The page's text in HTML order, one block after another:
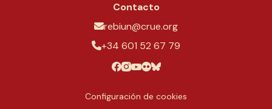
Contacto
rebiun@crue.org
+34 601 52 67 79
Configuración de cookies